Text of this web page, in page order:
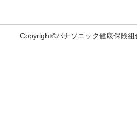
Copyright©パナソニック健康保険組